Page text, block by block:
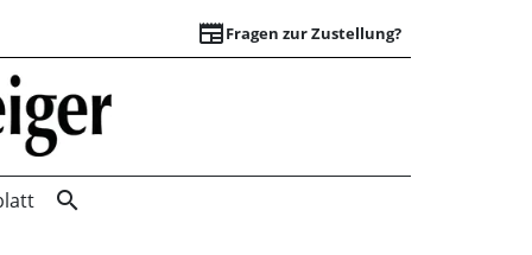
newspaperFragen zur Zustellung?
Treffen der
search